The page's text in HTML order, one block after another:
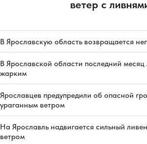
ветер с
В Ярославскую область возвращается
В Ярославской области последний месяц
жарким
Ярославцев предупредили об опасной
ураганным ветром
На Ярославль надвигается сильный
ветром